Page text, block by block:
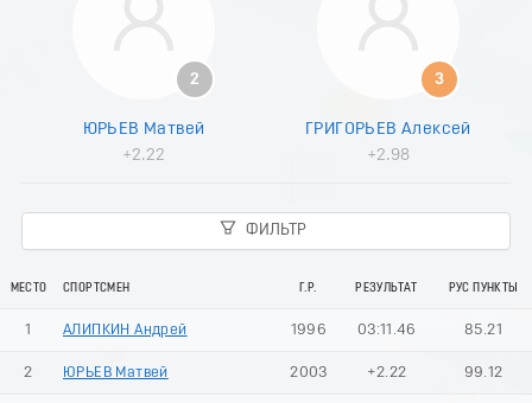
5
8
2
ЮРЬЕВ Матвей
+2.22
3
ГРИГОРЬЕВ Алексей
+2.98
ФИЛЬТР
МЕСТО СПОРТСМЕН Г.Р. РЕЗУЛЬТАТ РУС ПУНКТЫ
1 АЛИПКИН Андрей 1996 03:11.46 85.21
2 ЮРЬЕВ Матвей 2003 +2.22 99.12